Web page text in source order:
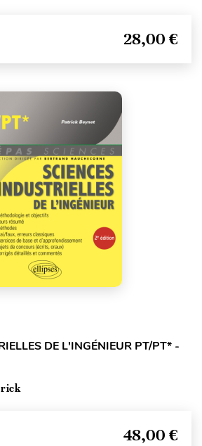
28,00 €
DE L'INGÉNIEUR PT/PT* -
48,00 €